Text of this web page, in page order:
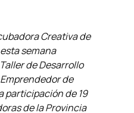
Creativa de
semana
de Desarrollo
de
participación de 19
de la Provincia